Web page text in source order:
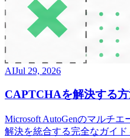
AIJul 29, 2026
CAPTCHAを解決する
Microsoft AutoGenのマルチ
解決を統合する完全なガイド